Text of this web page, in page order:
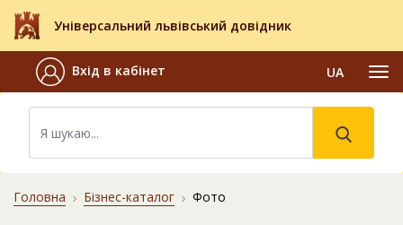
Універсальний львівський довідник
Вхід в кабінет UA
Головна Бізнес-каталог Фото